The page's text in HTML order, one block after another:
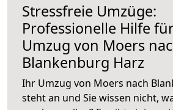
Stressfreie Umzüge:
Professionelle Hilfe
Umzug von Moers
Blankenburg Harz
Ihr Umzug von Moers nach
steht an und Sie wissen nicht,